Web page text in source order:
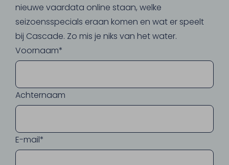
nieuwe vaardata online staan, welke
seizoensspecials eraan komen en wat er speelt
bij Cascade. Zo mis je niks van het water.
Voornaam*
Achternaam
E-mail*